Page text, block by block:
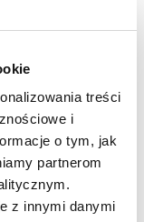
treści
i
o tym, jak
partnerom
z innymi danymi
- koniczyna - 0,008 ct -